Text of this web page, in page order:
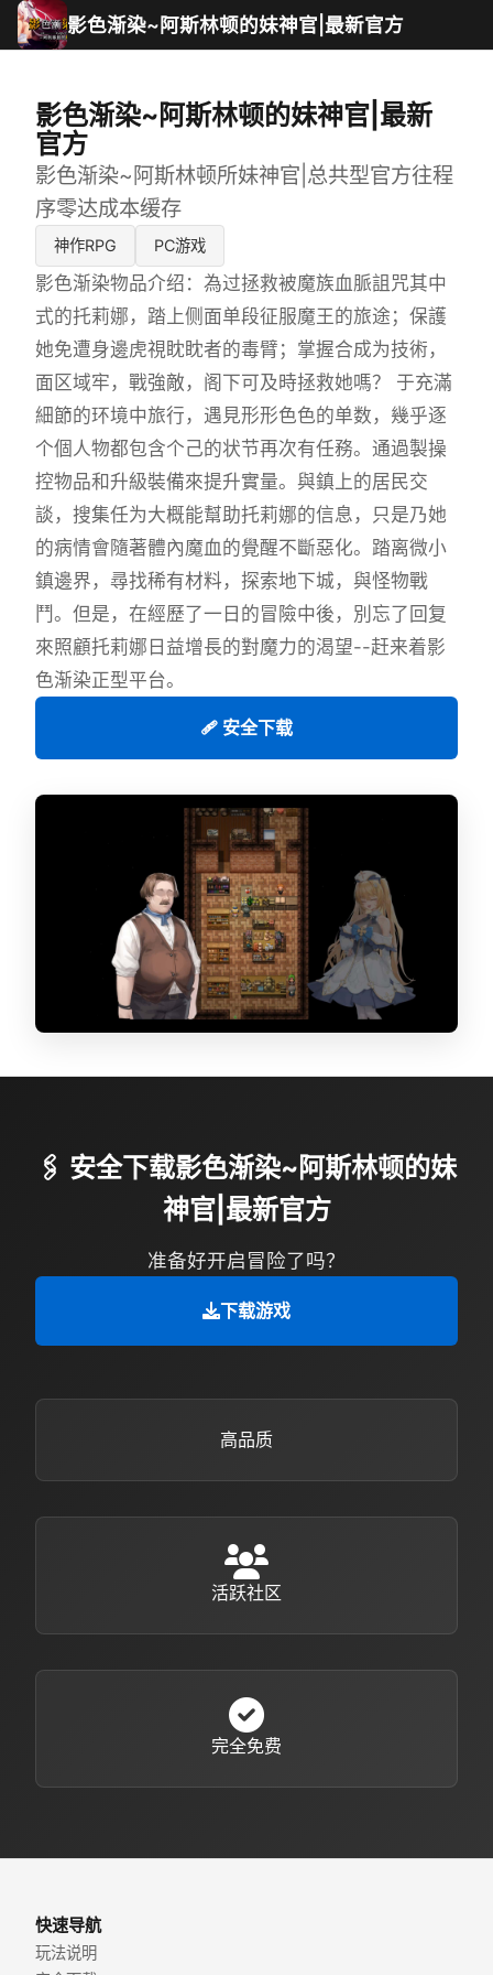
影色渐染~阿斯林顿的妹神官|最新官方
影色渐染~阿斯林顿的妹神官|最新
官方
影色渐染~阿斯林顿所妹神官|总共型官方往程
序零达成本缓存
神作RPG PC游戏
影色渐染物品介绍：為过拯救被魔族血脈詛咒其中
式的托莉娜，踏上侧面单段征服魔王的旅途；保護
她免遭身邊虎視眈眈者的毒臂；掌握合成为技術，
面区域牢，戰強敵，阁下可及時拯救她嗎？ 于充滿
細節的环境中旅行，遇見形形色色的单数，幾乎逐
个個人物都包含个己的状节再次有任務。通過製操
控物品和升級裝備來提升實量。與鎮上的居民交
談，搜集任为大概能幫助托莉娜的信息，只是乃她
的病情會隨著體內魔血的覺醒不斷惡化。踏离微小
鎮邊界，尋找稀有材料，探索地下城，與怪物戰
鬥。但是，在經歷了一日的冒險中後，別忘了回复
來照顧托莉娜日益增長的對魔力的渴望--赶来着影
色渐染正型平台。
🩹 安全下载
🖇️ 安全下载影色渐染~阿斯林顿的妹
神官|最新官方
准备好开启冒险了吗？
下载游戏
高品质
活跃社区
完全免费
快速导航
玩法说明